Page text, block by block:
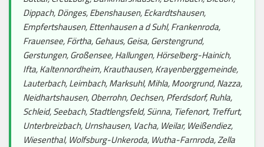
Dippach, Dönges, Ebenshausen, Eckardtshausen,
Empfertshausen, Ettenhausen a d Suhl, Frankenroda,
Frauensee, Förtha, Gehaus, Geisa, Gerstengrund,
Gerstungen, Großensee, Hallungen, Hörselberg-Hainich,
Ifta, Kaltennordheim, Krauthausen, Krayenberggemeinde,
Lauterbach, Leimbach, Marksuhl, Mihla, Moorgrund, Nazza,
Neidhartshausen, Oberrohn, Oechsen, Pferdsdorf, Ruhla,
Schleid, Seebach, Stadtlengsfeld, Sünna, Tiefenort, Treffurt,
Unterbreizbach, Urnshausen, Vacha, Weilar, Weißendiez,
Wiesenthal, Wolfsburg-Unkeroda, Wutha-Farnroda, Zella